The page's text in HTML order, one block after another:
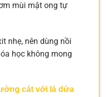
mùi mật ong tự
nhẹ, nên dùng nồi
học không mong
cát với lá dứa